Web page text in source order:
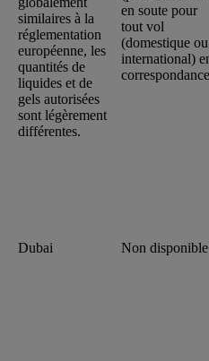
similaires à la
réglementation
européenne, les
quantités de
liquides et de
gels autorisées
sont légèrement
différentes.
en soute pour
tout vol
(domestique ou
international)
Dubai Non disponible